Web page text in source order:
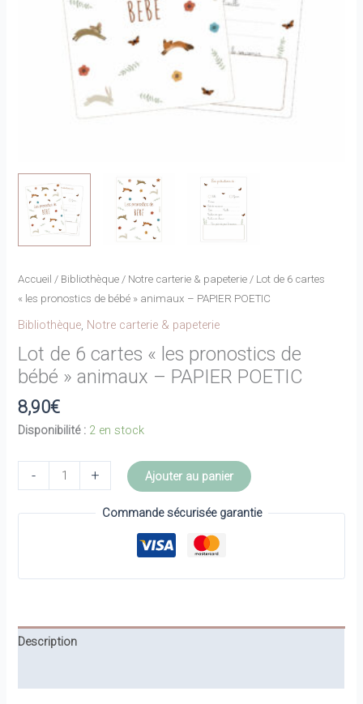
Accueil / Bibliothèque / Notre carterie & papeterie / Lot de 6 cartes
« les pronostics de bébé » animaux – PAPIER POETIC
Bibliothèque, Notre carterie & papeterie
Lot de 6 cartes « les pronostics de
bébé » animaux – PAPIER POETIC
8,90€
Disponibilité : 2 en stock
-
de
de
bébé"
+ Ajouter au panier
Commande sécurisée garantie
Description